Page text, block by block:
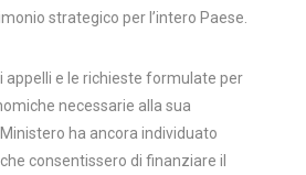
strategico per l’intero Paese.
appelli e le richieste formulate per
necessarie alla sua
ha ancora individuato
consentissero di finanziare il